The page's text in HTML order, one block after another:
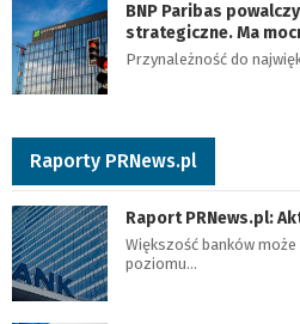
BNP Paribas
strategiczne. Ma
Przynależność do
Raporty PRNews.pl
Raport PRNews.pl:
Większość banków
poziomu…